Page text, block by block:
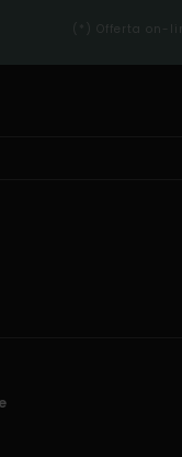
(*) Offerta on-